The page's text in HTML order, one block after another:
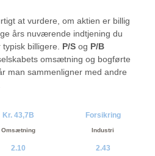
at vurdere, om aktien er billig
års nuværende indtjening du
billigere. P/S og P/B
omsætning og bogførte
man sammenligner med andre
Kr. 43,7B
Omsætning
Forsikring
Industri
2.10 2.43